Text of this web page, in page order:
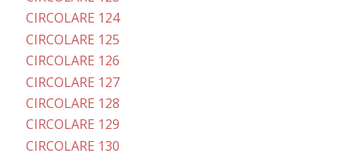
CIRCOLARE 124
CIRCOLARE 125
CIRCOLARE 126
CIRCOLARE 127
CIRCOLARE 128
CIRCOLARE 129
CIRCOLARE 130